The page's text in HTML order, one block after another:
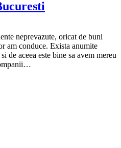
neprevazute, oricat de buni
am conduce. Exista anumite
de aceea este bine sa avem mereu